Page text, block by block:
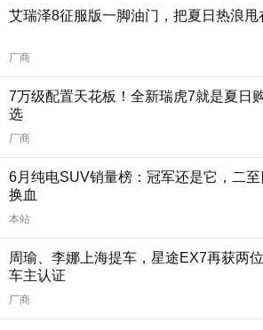
艾瑞泽8征服版一脚油门，把夏日热浪甩
厂商
7万级配置天花板！全新瑞虎7就是夏日
选
厂商
6月纯电SUV销量榜：冠军还是它，二至
换血
本站
周瑜、李娜上海提车，星途EX7再获两
车主认证
厂商